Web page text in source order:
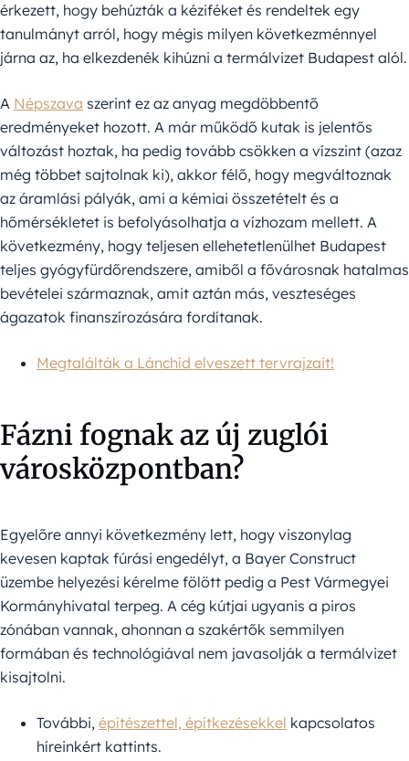
érkezett, hogy behúzták a kéziféket és rendeltek egy
tanulmányt arról, hogy mégis milyen következménnyel
járna az, ha elkezdenék kihúzni a termálvizet Budapest alól.
A Népszava szerint ez az anyag megdöbbentő
eredményeket hozott. A már működő kutak is jelentős
változást hoztak, ha pedig tovább csökken a vízszint (azaz
még többet sajtolnak ki), akkor félő, hogy megváltoznak
az áramlási pályák, ami a kémiai összetételt és a
hőmérsékletet is befolyásolhatja a vízhozam mellett. A
következmény, hogy teljesen ellehetetlenülhet Budapest
teljes gyógyfürdőrendszere, amiből a fővárosnak hatalmas
bevételei származnak, amit aztán más, veszteséges
ágazatok finanszírozására fordítanak.
Megtalálták a Lánchíd elveszett tervrajzait!
Fázni fognak az új zuglói
városközpontban?
Egyelőre annyi következmény lett, hogy viszonylag
kevesen kaptak fúrási engedélyt, a Bayer Construct
üzembe helyezési kérelme fölött pedig a Pest Vármegyei
Kormányhivatal terpeg. A cég kútjai ugyanis a piros
zónában vannak, ahonnan a szakértők semmilyen
formában és technológiával nem javasolják a termálvizet
kisajtolni.
További, építészettel, építkezésekkel kapcsolatos
híreinkért kattints.